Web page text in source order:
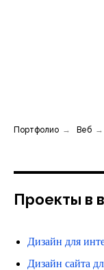
Портфолио → Веб →
Проекты в
Дизайн для
Дизайн сайта